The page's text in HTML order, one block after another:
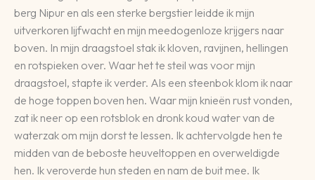
berg Nipur en als een sterke bergstier leidde ik mijn
uitverkoren lijfwacht en mijn meedogenloze krijgers naar
boven. In mijn draagstoel stak ik kloven, ravijnen, hellingen
en rotspieken over. Waar het te steil was voor mijn
draagstoel, stapte ik verder. Als een steenbok klom ik naar
de hoge toppen boven hen. Waar mijn knieën rust vonden,
zat ik neer op een rotsblok en dronk koud water van de
waterzak om mijn dorst te lessen. Ik achtervolgde hen te
midden van de beboste heuveltoppen en overweldigde
hen. Ik veroverde hun steden en nam de buit mee. Ik